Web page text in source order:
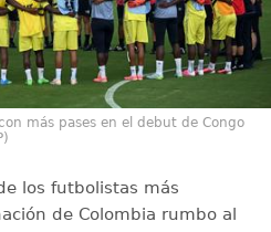
más pases en el debut de Congo
los futbolistas más
de Colombia rumbo al